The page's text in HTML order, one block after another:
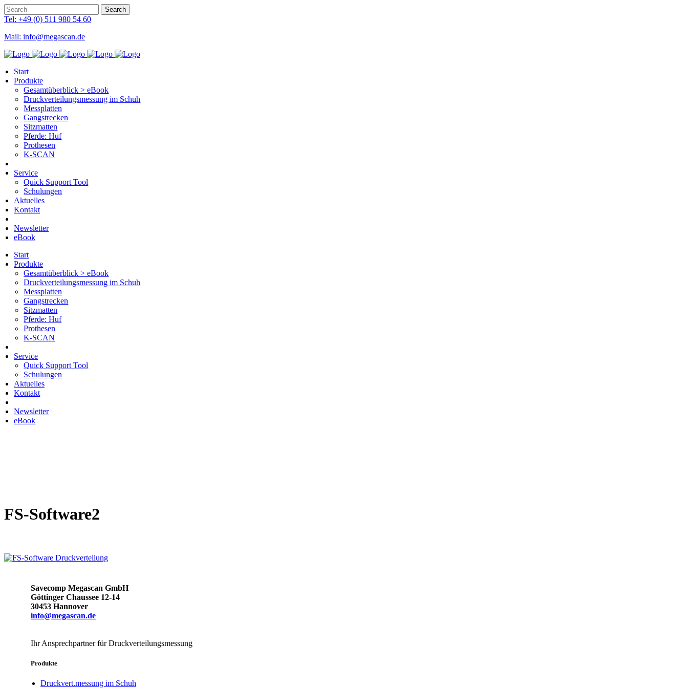
Tel: +49 (0) 511 980 54 60
Mail: info@megascan.de
Start
Produkte
Gesamtüberblick > eBook
Druckverteilungsmessung im Schuh
Messplatten
Gangstrecken
Sitzmatten
Pferde: Huf
Prothesen
K-SCAN
Service
Quick Support Tool
Schulungen
Aktuelles
Kontakt
Newsletter
eBook
Start
Produkte
Gesamtüberblick > eBook
Druckverteilungsmessung im Schuh
Messplatten
Gangstrecken
Sitzmatten
Pferde: Huf
Prothesen
K-SCAN
Service
Quick Support Tool
Schulungen
Aktuelles
Kontakt
Newsletter
eBook
FS-Software2
Savecomp Megascan GmbH
Göttinger Chaussee 12-14
30453 Hannover
info@megascan.de
Ihr Ansprechpartner für Druckverteilungsmessung
Produkte
Druckvert.messung im Schuh